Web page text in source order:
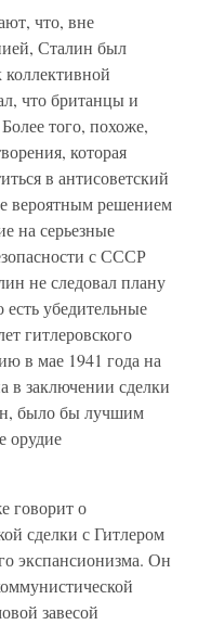
что, вне
Сталин был
что британцы и
того, похоже,
которая
в антисоветский
вероятным решением
на серьезные
с СССР
не следовал плану
есть убедительные
гитлеровского
в мае 1941 года на
в заключении сделки
было бы лучшим
орудие
говорит о
сделки с Гитлером
экспансионизма. Он
завесой